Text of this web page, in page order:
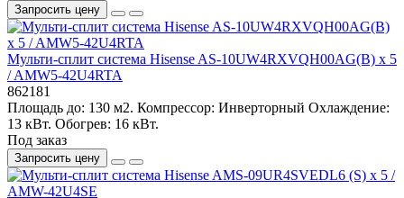
Запросить цену
Мульти-сплит система Hisense AS-10UW4RXVQH00AG(B) x 5
/ AMW5-42U4RTA
862181
Площадь до: 130 м2. Компрессор: Инверторный Охлаждение:
13 кВт. Обогрев: 16 кВт.
Под заказ
Запросить цену